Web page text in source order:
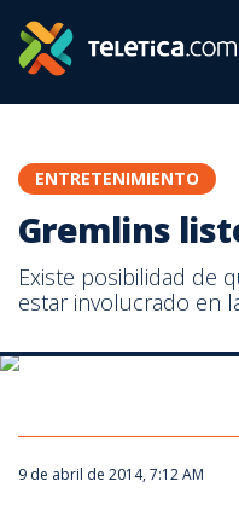
ENTRETENIMIENTO
Gremlins
Existe posibilidad de
estar involucrado en
Según Warner Bros. “The
producciones que se están
9 de abril de 2014, 7:12 AM